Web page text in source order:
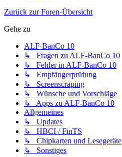
Zurück zur Foren-Übersicht
Gehe zu
ALF-BanCo 10
↳ Fragen zu ALF-BanCo 10
↳ Fehler in ALF-BanCo 10
↳ Empfängerprüfung
↳ Screenscraping
↳ Wünsche und Vorschläge
↳ Apps zu ALF-BanCo 10
Allgemeines
↳ Updates
↳ HBCI / FinTS
↳ Chipkarten und Lesegeräte
↳ Sonstiges